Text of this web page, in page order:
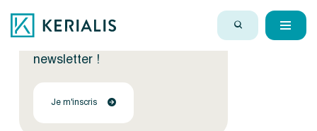
Encore plus d'actus ?
Inscrivez-vous à notre
newsletter !
Je m'inscris